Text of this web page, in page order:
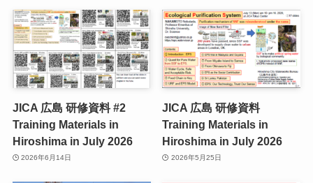
JICA 広島 研修資料 #2
Training Materials in
Hiroshima in July 2026
2026年6月14日
JICA 広島 研修資料
Training Materials in
Hiroshima in July 2026
2026年5月25日